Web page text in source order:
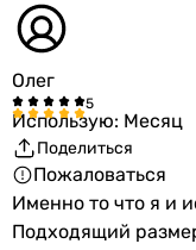
Олег
Использую: Месяц
Поделиться
Пожаловаться
Именно то что я и
Подходящий